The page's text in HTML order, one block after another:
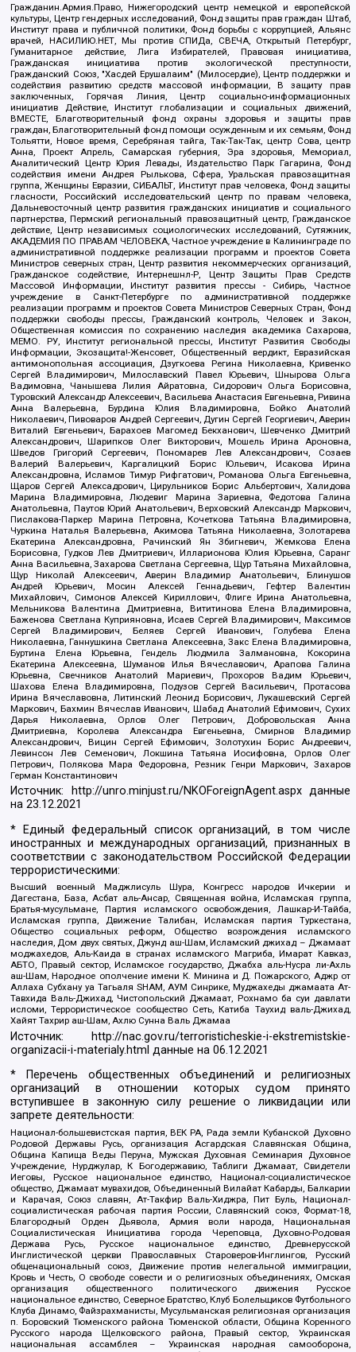
Гражданин.Армия.Право, Нижегородский центр немецкой и европейской
культуры, Центр гендерных исследований, Фонд защиты прав граждан Штаб,
Институт права и публичной политики, Фонд борьбы с коррупцией, Альянс
врачей, НАСИЛИЮ.НЕТ, Мы против СПИДа, СВЕЧА, Открытый Петербург,
Гуманитарное действие, Лига Избирателей, Правовая инициатива,
Гражданская инициатива против экологической преступности,
Гражданский Союз, "Хасдей Ерушалаим" (Милосердие), Центр поддержки и
содействия развитию средств массовой информации, В защиту прав
заключенных, Горячая Линия, Центр социально-информационных
инициатив Действие, Институт глобализации и социальных движений,
ВМЕСТЕ, Благотворительный фонд охраны здоровья и защиты прав
граждан, Благотворительный фонд помощи осужденным и их семьям, Фонд
Тольятти, Новое время, Серебряная тайга, Так-Так-Так, центр Сова, центр
Анна, Проект Апрель, Самарская губерния, Эра здоровья, Мемориал,
Аналитический Центр Юрия Левады, Издательство Парк Гагарина, Фонд
содействия имени Андрея Рылькова, Сфера, Уральская правозащитная
группа, Женщины Евразии, СИБАЛЬТ, Институт прав человека, Фонд защиты
гласности, Российский исследовательский центр по правам человека,
Дальневосточный центр развития гражданских инициатив и социального
партнерства, Пермский региональный правозащитный центр, Гражданское
действие, Центр независимых социологических исследований, Сутяжник,
АКАДЕМИЯ ПО ПРАВАМ ЧЕЛОВЕКА, Частное учреждение в Калининграде по
административной поддержке реализации программ и проектов Совета
Министров северных стран, Центр развития некоммерческих организаций,
Гражданское содействие, Интернешнл-Р, Центр Защиты Прав Средств
Массовой Информации, Институт развития прессы - Сибирь, Частное
учреждение в Санкт-Петербурге по административной поддержке
реализации программ и проектов Совета Министров Северных Стран, Фонд
поддержки свободы прессы, Гражданский контроль, Человек и Закон,
Общественная комиссия по сохранению наследия академика Сахарова,
МЕМО. РУ, Институт региональной прессы, Институт Развития Свободы
Информации, Экозащита!-Женсовет, Общественный вердикт, Евразийская
антимонопольная ассоциация, Дзугкоева Регина Николаевна, Кривенко
Сергей Владимирович, Милославский Павел Юрьевич, Шнырова Ольга
Вадимовна, Чанышева Лилия Айратовна, Сидорович Ольга Борисовна,
Туровский Александр Алексеевич, Васильева Анастасия Евгеньевна, Ривина
Анна Валерьевна, Бурдина Юлия Владимировна, Бойко Анатолий
Николаевич, Пивоваров Андрей Сергеевич, Дугин Сергей Георгиевич, Аверин
Виталий Евгеньевич, Барахоев Магомед Бекханович, Шевченко Дмитрий
Александрович, Шарипков Олег Викторович, Мошель Ирина Ароновна,
Шведов Григорий Сергеевич, Пономарев Лев Александрович, Созаев
Валерий Валерьевич, Каргалицкий Борис Юльевич, Исакова Ирина
Александровна, Исламов Тимур Рифгатович, Романова Ольга Евгеньевна,
Щаров Сергей Алексадрович, Цирульников Борис Альбертович, Халидова
Марина Владимировна, Людевиг Марина Зариевна, Федотова Галина
Анатольевна, Паутов Юрий Анатольевич, Верховский Александр Маркович,
Пислакова-Паркер Марина Петровна, Кочеткова Татьяна Владимировна,
Чуркина Наталья Валерьевна, Акимова Татьяна Николаевна, Золотарева
Екатерина Александровна, Рачинский Ян Збигневич, Жемкова Елена
Борисовна, Гудков Лев Дмитриевич, Илларионова Юлия Юрьевна, Саранг
Анна Васильевна, Захарова Светлана Сергеевна, Щур Татьяна Михайловна,
Щур Николай Алексеевич, Аверин Владимир Анатольевич, Блинушов
Андрей Юрьевич, Мосин Алексей Геннадьевич, Гефтер Валентин
Михайлович, Симонов Алексей Кириллович, Флиге Ирина Анатольевна,
Мельникова Валентина Дмитриевна, Вититинова Елена Владимировна,
Баженова Светлана Куприяновна, Исаев Сергей Владимирович, Максимов
Сергей Владимирович, Беляев Сергей Иванович, Голубева Елена
Николаевна, Ганнушкина Светлана Алексеевна, Закс Елена Владимировна,
Буртина Елена Юрьевна, Гендель Людмила Залмановна, Кокорина
Екатерина Алексеевна, Шуманов Илья Вячеславович, Арапова Галина
Юрьевна, Свечников Анатолий Мариевич, Прохоров Вадим Юрьевич,
Шахова Елена Владимировна, Подузов Сергей Васильевич, Протасова
Ирина Вячеславовна, Литинский Леонид Борисович, Лукашевский Сергей
Маркович, Бахмин Вячеслав Иванович, Шабад Анатолий Ефимович, Сухих
Дарья Николаевна, Орлов Олег Петрович, Добровольская Анна
Дмитриевна, Королева Александра Евгеньевна, Смирнов Владимир
Александрович, Вицин Сергей Ефимович, Золотухин Борис Андреевич,
Левинсон Лев Семенович, Локшина Татьяна Иосифовна, Орлов Олег
Петрович, Полякова Мара Федоровна, Резник Генри Маркович, Захаров
Герман Константинович
Источник: http://unro.minjust.ru/NKOForeignAgent.aspxданные
на23.12.2021
* Единый федеральный список организаций, в том числе
иностранных и международных организаций, признанных в
соответствии с законодательством Российской Федерации
террористическими:
Высший военный Маджлисуль Шура, Конгресс народов Ичкерии и
Дагестана, База, Асбат аль-Ансар, Священная война, Исламская группа,
Братья-мусульмане, Партия исламского освобождения, Лашкар-И-Тайба,
Исламская группа, Движение Талибан, Исламская партия Туркестана,
Общество социальных реформ, Общество возрождения исламского
наследия, Дом двух святых, Джунд аш-Шам, Исламский джихад – Джамаат
моджахедов, Аль-Каида в странах исламского Магриба, Имарат Кавказ,
АБТО, Правый сектор, Исламское государство, Джабха аль-Нусра ли-Ахль
аш-Шам, Народное ополчение имени К. Минина и Д. Пожарского, Аджр от
Аллаха Субхану уа Тагьаля SHAM, АУМ Синрике, Муджахеды джамаата Ат-
Тавхида Валь-Джихад, Чистопольский Джамаат, Рохнамо ба суи давлати
исломи, Террористическое сообщество Сеть, Катиба Таухид валь-Джихад,
Хайят Тахрир аш-Шам, Ахлю Сунна Валь Джамаа
Источник:
http://nac.gov.ru/terroristicheskie-i-ekstremistskie-
organizacii-i-materialy.html данные на06.12.2021
* Перечень общественных объединений и религиозных
организаций в отношении которых судом принято
вступившее в законную силу решение о ликвидации или
запрете деятельности:
Национал-большевистская партия, ВЕК РА, Рада земли Кубанской Духовно
Родовой Державы Русь, организация Асгардская Славянская Община,
Община Капища Веды Перуна, Мужская Духовная Семинария Духовное
Учреждение, Нурджулар, К Богодержавию, Таблиги Джамаат, Свидетели
Иеговы, Русское национальное единство, Национал-социалистическое
общество, Джамаат мувахидов, Объединенный Вилайат Кабарды, Балкарии
и Карачая, Союз славян, Ат-Такфир Валь-Хиджра, Пит Буль, Национал-
социалистическая рабочая партия России, Славянский союз, Формат-18,
Благородный Орден Дьявола, Армия воли народа, Национальная
Социалистическая Инициатива города Череповца, Духовно-Родовая
Держава Русь, Русское национальное единство, Древнерусской
Инглистической церкви Православных Староверов-Инглингов, Русский
общенациональный союз, Движение против нелегальной иммиграции,
Кровь и Честь, О свободе совести и о религиозных объединениях, Омская
организация общественного политического движения Русское
национальное единство, Северное Братство, Клуб Болельщиков Футбольного
Клуба Динамо, Файзрахманисты, Мусульманская религиозная организация
п. Боровский Тюменского района Тюменской области, Община Коренного
Русского народа Щелковского района, Правый сектор, Украинская
национальная ассамблея – Украинская народная самооборона,